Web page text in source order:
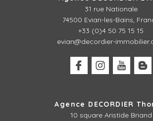
31 rue Nationale
74500 Evian-les-Bains,
+33 (0)4 50 75 15 15
evian@decordier-
Agence DECORDIER
10 square Aristide Briand